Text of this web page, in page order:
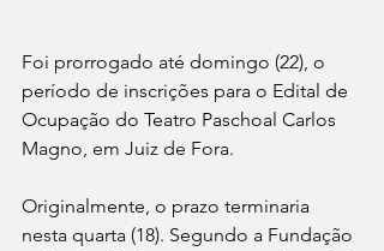
Foi prorrogado até domingo (22), o
período de inscrições para o Edital de
Ocupação do Teatro Paschoal Carlos
Magno, em Juiz de Fora.
Originalmente, o prazo terminaria
nesta quarta (18). Segundo a Fundação